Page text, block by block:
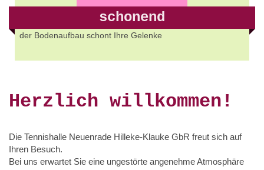
schonend
der Bodenaufbau schont Ihre Gelenke
Herzlich willkommen!
Die Tennishalle Neuenrade Hilleke-Klauke GbR freut sich auf
Ihren Besuch.
Bei uns erwartet Sie eine ungestörte angenehme Atmosphäre